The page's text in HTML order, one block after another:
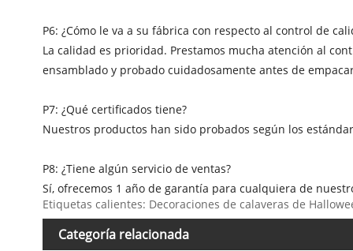
P6: ¿Cómo le va a su fábrica con respecto al control de
La calidad es prioridad. Prestamos mucha atención al
ensamblado y probado cuidadosamente antes de
P7: ¿Qué certificados tiene?
Nuestros productos han sido probados según los
P8: ¿Tiene algún servicio de ventas?
Sí, ofrecemos 1 año de garantía para cualquiera de
Etiquetas calientes: Decoraciones de calaveras de
Categoría relacionada